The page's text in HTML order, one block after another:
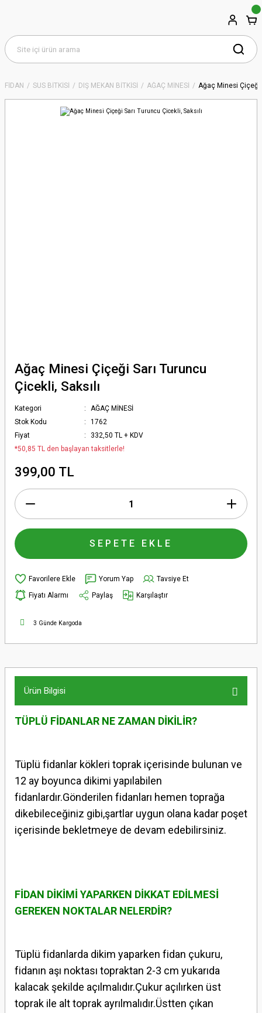
FİDAN SÜS BİTKİSİ DIŞ MEKAN BİTKİSİ AĞAÇ MİNESİ Ağaç Minesi Çiçeği
Ağaç Minesi Çiçeği Sarı Turuncu
Çicekli, Saksılı
Kategori
AĞAÇ MİNESİ
Stok Kodu
1762
Fiyat
332,50 TL + KDV
*50,85 TL den başlayan taksitlerle!
399,00 TL
SEPETE EKLE
Yorum Yap
Tavsiye Et
Fiyatı Alarmı
Paylaş Karşılaştır
3 Günde Kargoda
Ürün Bilgisi
TÜPLÜ FİDANLAR NE ZAMAN DİKİLİR?
Tüplü fidanlar kökleri toprak içerisinde bulunan ve
12 ay boyunca dikimi yapılabilen
fidanlardır.Gönderilen fidanları hemen toprağa
dikebileceğiniz gibi,şartlar uygun olana kadar poşet
içerisinde bekletmeye de devam edebilirsiniz.
FİDAN DİKİMİ YAPARKEN DİKKAT EDİLMESİ
GEREKEN NOKTALAR NELERDİR?
Tüplü fidanlarda dikim yaparken fidan çukuru,
fidanın aşı noktası topraktan 2-3 cm yukarıda
kalacak şekilde açılmalıdır.Çukur açılırken üst
toprak ile alt toprak ayrılmalıdır.Üstten çıkan